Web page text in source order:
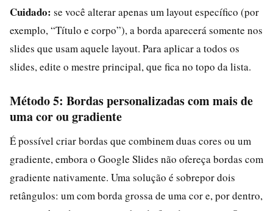
Cuidado: se você alterar apenas um layout específico (por
exemplo, “Título e corpo”), a borda aparecerá somente nos
slides que usam aquele layout. Para aplicar a todos os
slides, edite o mestre principal, que fica no topo da lista.
Método 5: Bordas personalizadas com mais de
uma cor ou gradiente
É possível criar bordas que combinem duas cores ou um
gradiente, embora o Google Slides não ofereça bordas com
gradiente nativamente. Uma solução é sobrepor dois
retângulos: um com borda grossa de uma cor e, por dentro,